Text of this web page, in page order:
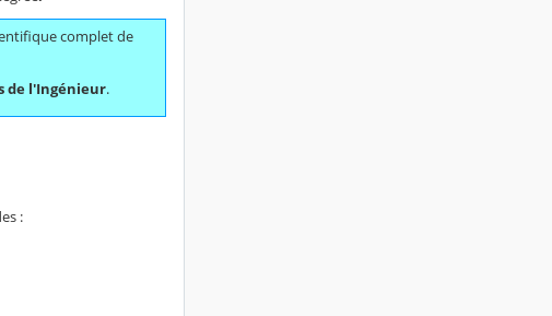
complet de
de l'Ingénieur.
: